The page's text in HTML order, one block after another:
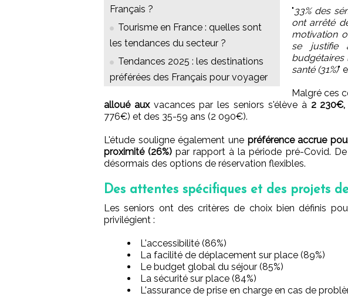
Français ?
Tourisme en France : quelles sont
les tendances du secteur ?
Tendances 2025 : les destinations
préférées des Français pour voyager
"33% des
ont arrêté
motivation
se justifie
budgétaires
santé (31%)"
Malgré ces
alloué auxvacances par les seniors s'élève à2 230€,
776€) et des 35-59 ans (2 090€).
L'étude souligne également une préférence accrue
proximité (26%) par rapport à la période pré-Covid.
désormais des options de réservation flexibles.
Des attentes spécifiques et des projets
Les seniors ont des critères de choix bien définis
privilégient :
L'accessibilité (86%)
La facilité de déplacement sur place (89%)
Le budget global du séjour (85%)
La sécurité sur place (84%)
L'assurance de prise en charge en cas de